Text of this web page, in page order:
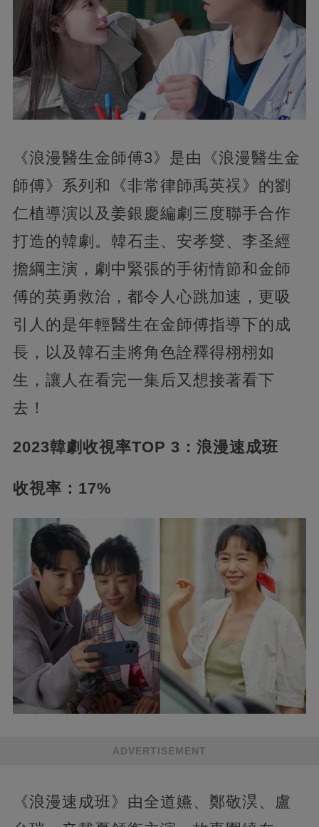
《浪漫醫生金師傅3》是由《浪漫醫生金
師傅》系列和《非常律師禹英祦》的劉
仁植導演以及姜銀慶編劇三度聯手合作
打造的韓劇。韓石圭、安孝燮、李圣經
擔綱主演，劇中緊張的手術情節和金師
傅的英勇救治，都令人心跳加速，更吸
引人的是年輕醫生在金師傅指導下的成
長，以及韓石圭將角色詮釋得栩栩如
生，讓人在看完一集后又想接著看下
去！
2023韓劇收視率TOP 3：浪漫速成班
收視率：17%
ADVERTISEMENT
《浪漫速成班》由全道嬿、鄭敬淏、盧